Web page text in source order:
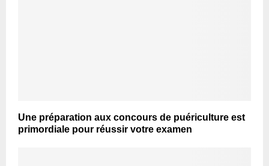
Une préparation aux concours de puériculture est
primordiale pour réussir votre examen